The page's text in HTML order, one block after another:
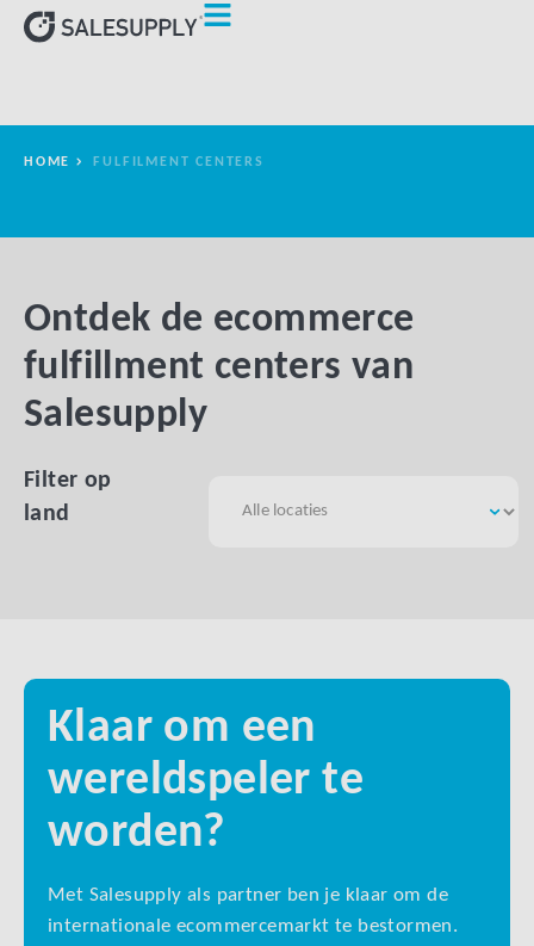
HOME FULFILMENT CENTERS
Ontdek de ecommerce
fulfillment centers van
Salesupply
Filter op
land
Klaar om een
wereldspeler te
worden?
Met Salesupply als partner ben je klaar om de
internationale ecommercemarkt te bestormen.